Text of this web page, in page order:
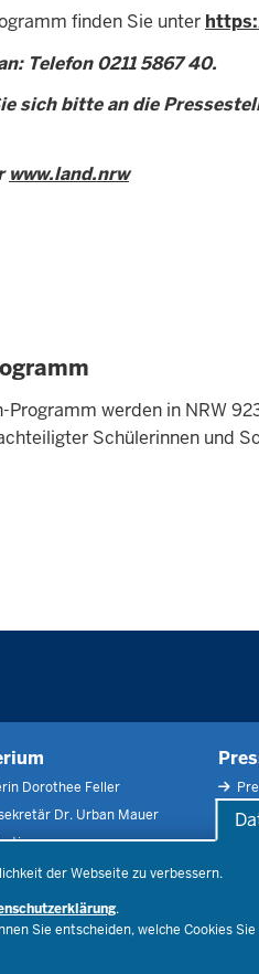
der Webseite zu verbessern.
.
Sie entscheiden, welche Cookies
finden Sie unter
Telefon 0211 5867 40.
sich bitte an die
www.land.nrw
werden in NRW
Schülerinnen und
Dorothee Feller
Dr. Urban Mauer